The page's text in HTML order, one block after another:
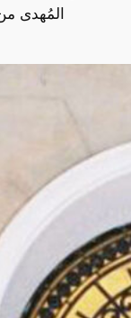
المُهدى